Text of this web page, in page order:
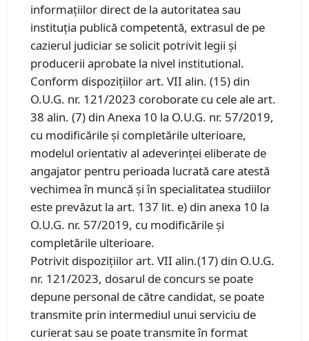
informațiilor direct de la autoritatea sau
instituția publică competentă, extrasul de pe
cazierul judiciar se solicit potrivit legii și
producerii aprobate la nivel institutional.
Conform dispozițiilor art. VII alin. (15) din
O.U.G. nr. 121/2023 coroborate cu cele ale art.
38 alin. (7) din Anexa 10 la O.U.G. nr. 57/2019,
cu modificările și completările ulterioare,
modelul orientativ al adeverinței eliberate de
angajator pentru perioada lucrată care atestă
vechimea în muncă și în specialitatea studiilor
este prevăzut la art. 137 lit. e) din anexa 10 la
O.U.G. nr. 57/2019, cu modificările și
completările ulterioare.
Potrivit dispozițiilor art. VII alin.(17) din O.U.G.
nr. 121/2023, dosarul de concurs se poate
depune personal de către candidat, se poate
transmite prin intermediul unui serviciu de
curierat sau se poate transmite în format